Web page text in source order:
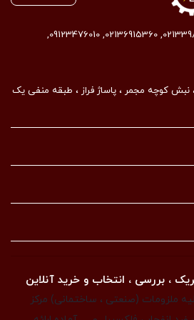
,
02136915360
,
09123476010
,
، نبش کوچه مجمر ، پاساژ فراز ، طبقه منفی یک
، بررسی ، انتخاب و خرید آنلاین
ملزومات (صنعتی ، ساختمانی) مرکز